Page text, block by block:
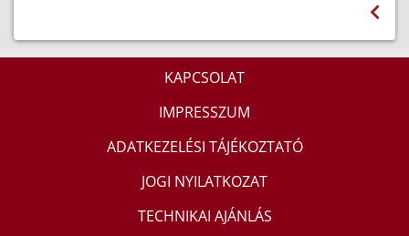
KAPCSOLAT
IMPRESSZUM
ADATKEZELÉSI TÁJÉKOZTATÓ
JOGI NYILATKOZAT
TECHNIKAI AJÁNLÁS